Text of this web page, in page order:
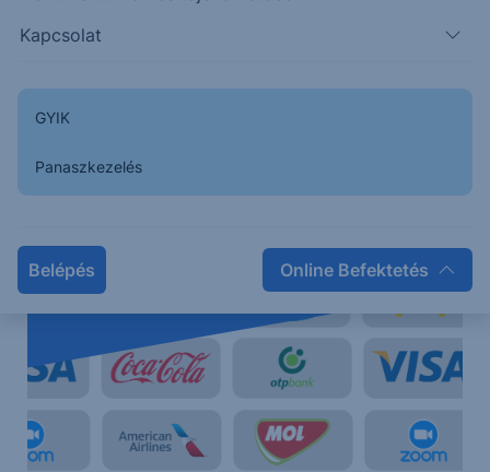
Kapcsolat
GYIK
Panaszkezelés
Belépés Online Befektetés
Kereskedjen közvetlenül a magyar, az osztrák, a német
és az amerikai piacon